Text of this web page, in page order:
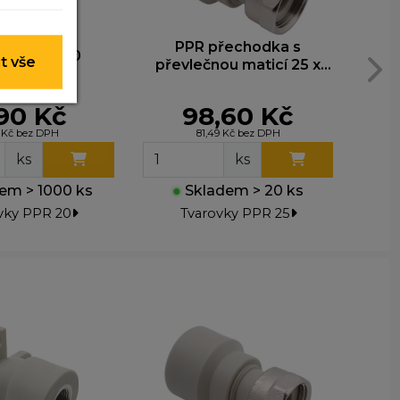
20
Kč
Kč bez DPH
ks
> 1000 ks
PPR 20
PPR přechodka s
převlečnou maticí 25 x
98,60 Kč
81,49 Kč bez DPH
ks
● Skladem > 20 ks
Tvarovky PPR 25
nelze je
nim
lepší
vše